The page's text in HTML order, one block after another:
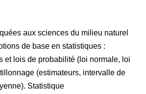
aux sciences du milieu naturel
de base en statistiques :
et lois de probabilité (loi normale, loi
(estimateurs, intervalle de
Statistique